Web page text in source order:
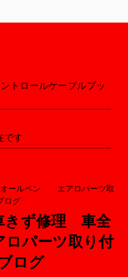
トロールケーブルブッ
です
ールペン エアロパーツ取
ログ
ず修理 車全
パーツ取り付
ログ